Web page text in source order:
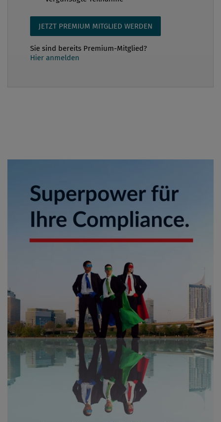
JETZT PREMIUM MITGLIED WERDEN
Sie sind bereits Premium-Mitglied?
Hier anmelden